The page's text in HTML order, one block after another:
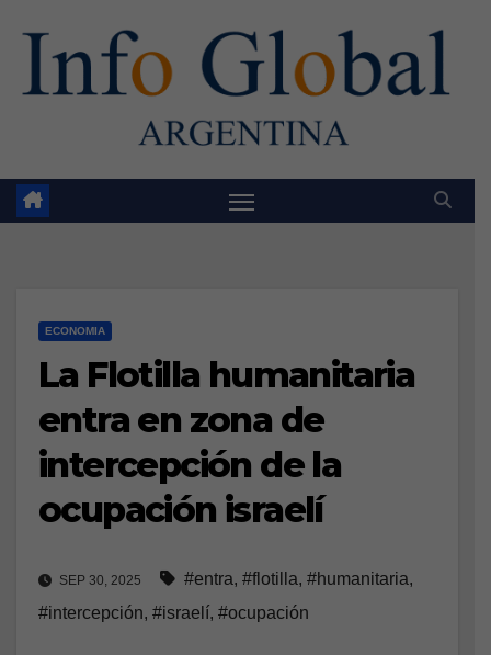
ECONOMIA
La Flotilla humanitaria
entra en zona de
intercepción de la
ocupación israelí
SEP 30, 2025 #entra, #flotilla, #humanitaria,
#intercepción, #israelí, #ocupación